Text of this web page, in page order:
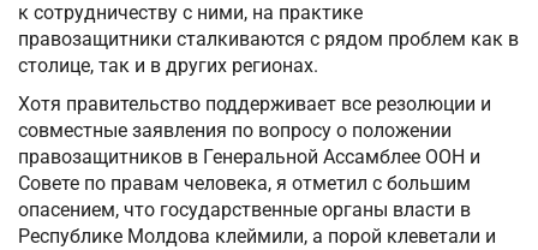
к сотрудничеству с ними, на практике
правозащитники сталкиваются с рядом проблем как в
столице, так и в других регионах.
Хотя правительство поддерживает все резолюции и
совместные заявления по вопросу о положении
правозащитников в Генеральной Ассамблее ООН и
Совете по правам человека, я отметил с большим
опасением, что государственные органы власти в
Республике Молдова клеймили, а порой клеветали и